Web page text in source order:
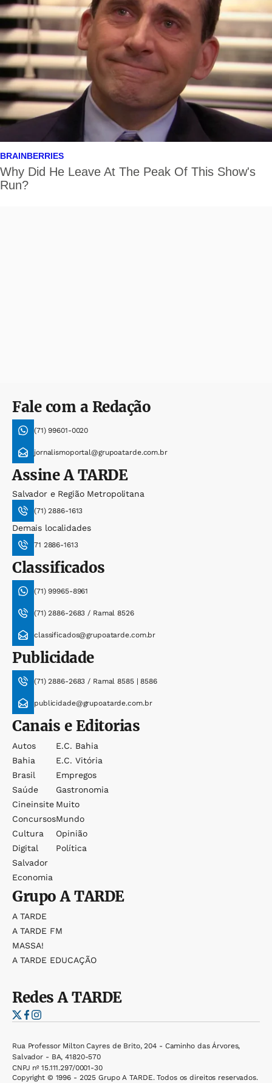
Fale com a Redação
(71) 99601-0020
jornalismoportal@grupoatarde.com.br
AssineA TARDE
Salvador e Região Metropolitana
(71) 2886-1613
Demais localidades
71 2886-1613
Classificados
(71) 99965-8961
(71) 2886-2683 / Ramal 8526
classificados@grupoatarde.com.br
Publicidade
(71) 2886-2683 / Ramal 8585 | 8586
publicidade@grupoatarde.com.br
Canais e Editorias
Autos
Bahia
Brasil
Saúde
Cineinsite
Concursos
Cultura
Digital
Salvador
Economia
E.c. Bahia
E.c. Vitória
Empregos
Gastronomia
Muito
Mundo
Opinião
Política
GrupoA TARDE
A TARDE
A TARDE FM
MASSA!
A TARDE EDUCAÇÃO
RedesA TARDE
Rua Professor Milton Cayres de Brito, 204 - Caminho das Árvores,
Salvador - BA, 41820-570
CNPJ nº 15.111.297/0001-30
Copyright © 1996 - 2025 Grupo A TARDE. Todos os direitos reservados.